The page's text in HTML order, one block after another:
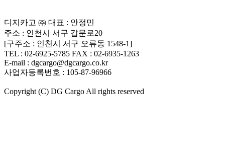
디지카고 ㈜ 대표 : 안정민
주소 : 인천시 서구 갑문로20
[구주소 : 인천시 서구 오류동 1548-1]
TEL : 02-6925-5785 FAX : 02-6935-1263
E-mail : dgcargo@dgcargo.co.kr
사업자등록번호 : 105-87-96966
Copyright (C) DG Cargo All rights reserved